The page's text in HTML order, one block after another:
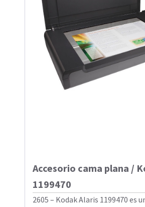
Accesorio cama plana /
1199470
2605 – Kodak Alaris 1199470 es